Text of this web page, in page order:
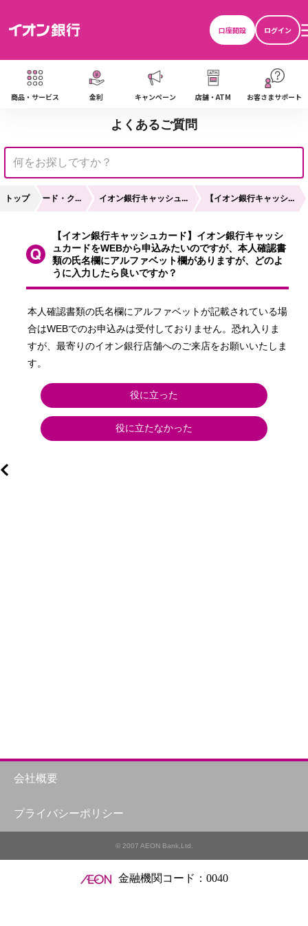
口座開設
ログイン
商品・サービス 金利 キャンペーン 店舗・ATM お客さまサポート
よくあるご質問
トップ
ッシュカード・ク... イオン銀行キャッシュ... 【イオン銀行キャッシ...
【イオン銀行キャッシュカード】イオン銀行キャッシ
ュカードをWEBから申込みたいのですが、本人確認書
類の氏名欄にアルファベット欄がありますが、どのよ
うに入力したら良いですか？
本人確認書類の氏名欄にアルファベットが記載されている場
合はWEBでのお申込みは受付しておりません。恐れ入りま
すが、最寄りのイオン銀行店舗へのご来店をお願いいたしま
す。
役に立った
役に立たなかった
会社概要
プライバシーポリシー
© 2007 AEON Bank,Ltd.
金融機関コード：0040